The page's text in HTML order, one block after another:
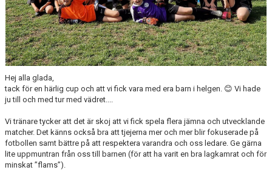
Hej alla glada,
tack för en härlig cup och att vi fick vara med era barn i helgen. 😊 Vi hade
ju till och med tur med vädret....
Vi tränare tycker att det är skoj att vi fick spela flera jämna och utvecklande
matcher. Det känns också bra att tjejerna mer och mer blir fokuserade på
fotbollen samt bättre på att respektera varandra och oss ledare. Ge gärna
lite uppmuntran från oss till barnen (för att ha varit en bra lagkamrat och för
minskat ”flams”).